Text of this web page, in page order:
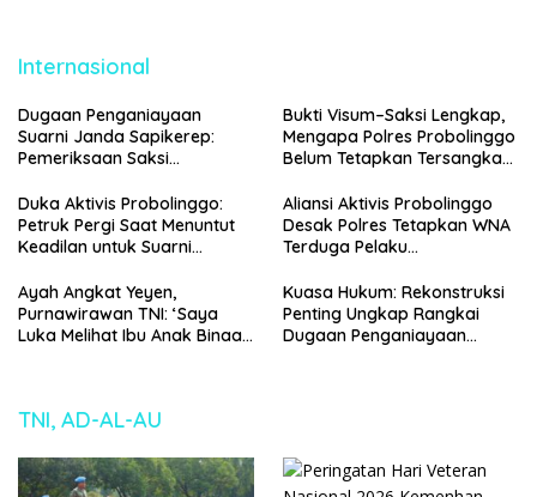
Internasional
Dugaan Penganiayaan
Suarni Janda Sapikerep:
Pemeriksaan Saksi
Probolinggo Segera Gelar
Perkara
Bukti Visum–Saksi Lengkap,
Mengapa Polres Probolinggo
Belum Tetapkan Tersangka
Duka Aktivis Probolinggo:
Petruk Pergi Saat Menuntut
Keadilan untuk Suarni
Aliansi Aktivis Probolinggo
Desak Polres Tetapkan WNA
Terduga Pelaku
sebagai Tersangka
Ayah Angkat Yeyen,
Purnawirawan TNI: ‘Saya
Luka Melihat Ibu Anak Binaan
Kuasa Hukum: Rekonstruksi
Penting Ungkap Rangkai
Dugaan Penganiayaan
TNI, AD-AL-AU